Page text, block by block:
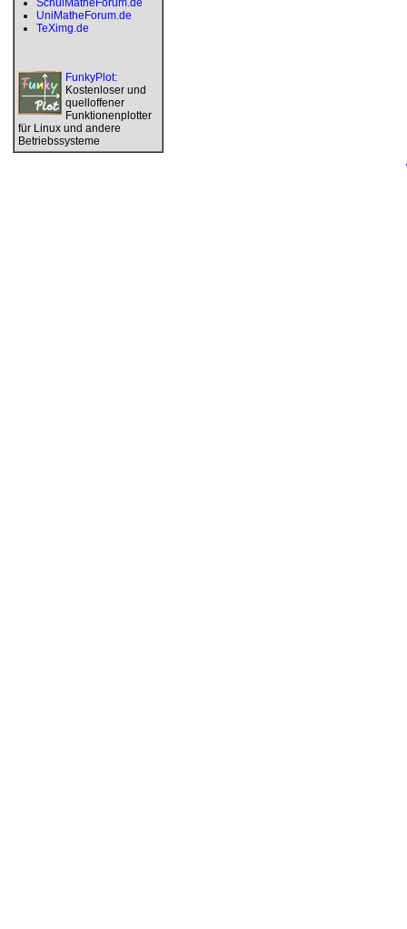
SchulMatheForum.de
UniMatheForum.de
TeXimg.de
FunkyPlot:
Kostenloser und
quelloffener
Funktionenplotter
für Linux und andere
Betriebssysteme